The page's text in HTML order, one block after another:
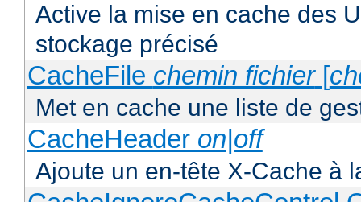
Active la mise en cache des
stockage précisé
CacheFile chemin fichier[
Met en cache une liste de
CacheHeader on|off
Ajoute un en-tête X-Cache à